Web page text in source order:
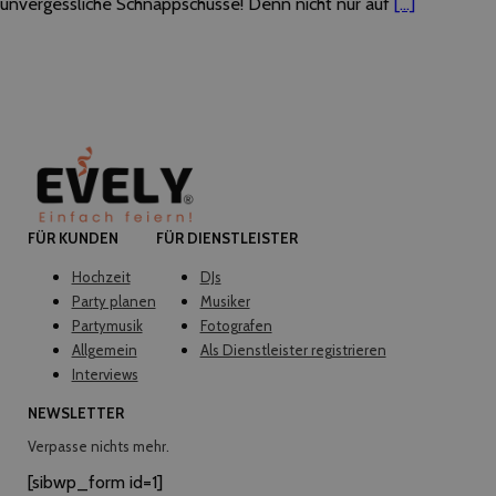
FÜR KUNDEN
Hochzeit
Party planen
Partymusik
Allgemein
Interviews
FÜR DIENSTLEISTER
DJs
Musiker
Fotografen
Als Dienstleister registrieren
NEWSLETTER
Verpasse nichts mehr.
[sibwp_form id=1]